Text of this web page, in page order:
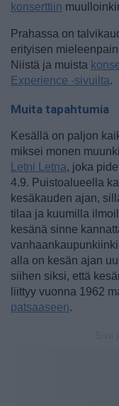
konserttiin
Prahassa on
erityisen
Niistä ja muista
Experience -sivuilta.
Muita tapahtumia
Kesällä on paljon
miksei monen
Letni Letna, joka
4.9. Puistoalueella
kesäkauden ajan,
tilaa ja kuumilla
kesänä sinne
alla on kesän ajan
siihen siksi, että
liittyy vuonna 1962
patsaaseen.